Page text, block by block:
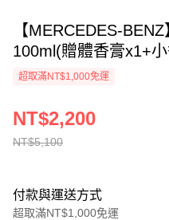
【MERCEDES-
100ml(贈體香膏x1+
超取滿NT$1,000免運
NT$5,100
NT$2,200
付款與運送方式
超取滿NT$1,000免運